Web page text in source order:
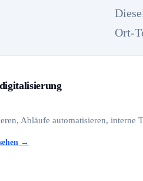
Ort-
Abläufe automatisieren,
→